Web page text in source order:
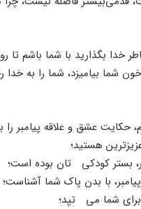
خدا بگذارید با شما باشم
شما بیامیزد، شما را به
حکایت عشق و علاقه پیامبر را
هستید؛
بستر کودکی تان بوده است؛
با بدن پاک شما آشناست؛
شما می تپد؛